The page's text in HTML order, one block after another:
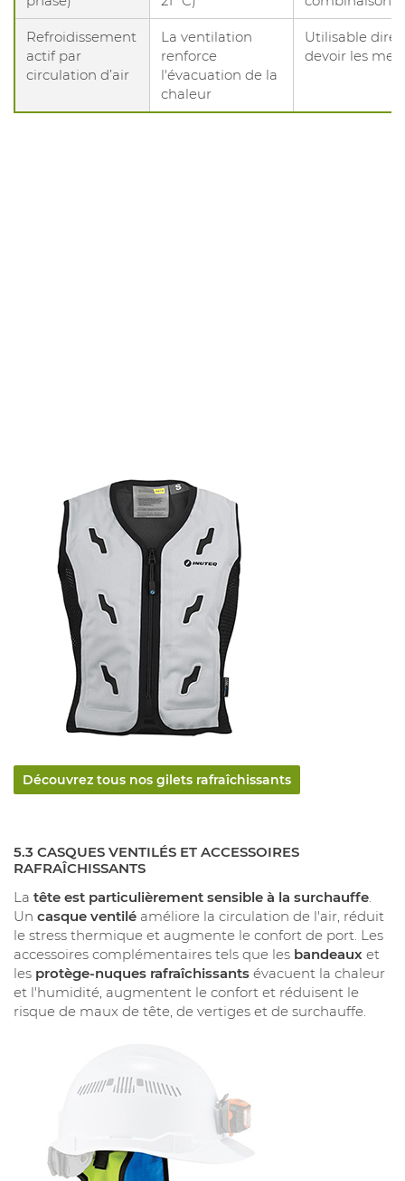
Refroidissement
actif par
circulation d’air
La ventilation
renforce
l'évacuation de la
chaleur
Utilisable
devoir les
Découvrez tous nos gilets rafraîchissants
5.3 CASQUES VENTILÉS ET ACCESSOIRES
RAFRAÎCHISSANTS
La tête est particulièrement sensible à la surchauffe
Un casque ventilé améliore la circulation de l'air, réduit
le stress thermique et augmente le confort de port. Les
accessoires complémentaires tels que les bandeaux et
les protège-nuques rafraîchissants évacuent la chaleur
et l'humidité, augmentent le confort et réduisent le
risque de maux de tête, de vertiges et de surchauffe.